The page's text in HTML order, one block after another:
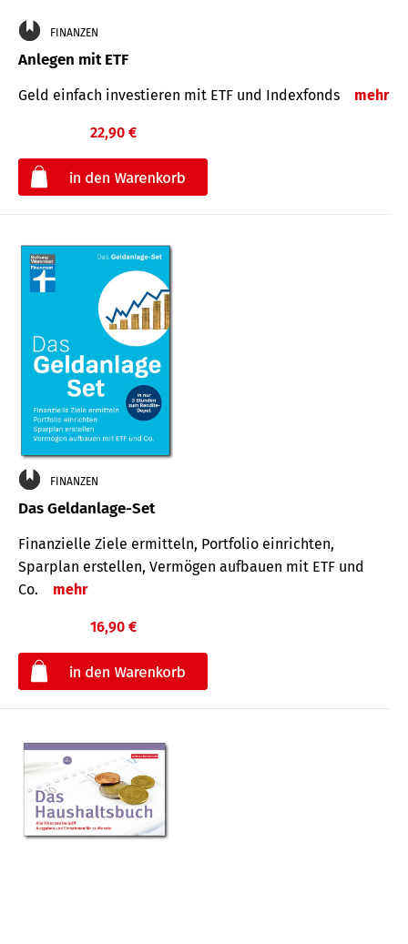
FINANZEN
Anlegen mit ETF
Geld einfach investieren mit ETF und Indexfonds mehr
22,90 €
FINANZEN
Das Geldanlage-Set
Finanzielle Ziele ermitteln, Portfolio einrichten,
Sparplan erstellen, Vermögen aufbauen mit ETF und
Co.
mehr
16,90 €